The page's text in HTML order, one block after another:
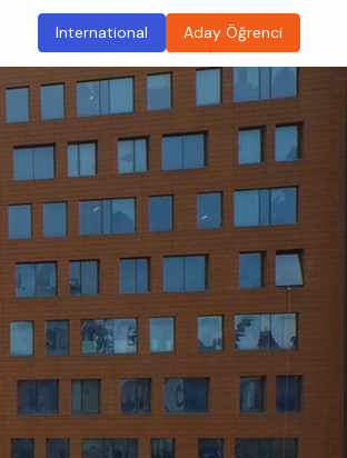
International Aday Öğrenci